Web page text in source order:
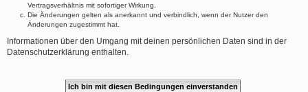
Vertragsverhältnis mit sofortiger Wirkung.
Die Änderungen gelten als anerkannt und verbindlich, wenn der Nutzer den
Änderungen zugestimmt hat.
Informationen über den Umgang mit deinen persönlichen Daten sind in der
Datenschutzerklärung enthalten.